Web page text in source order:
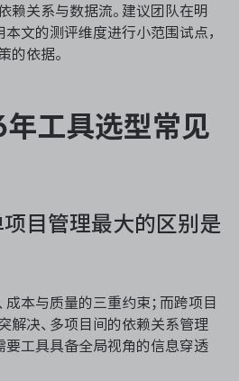
赖关系与数据流。建议团队在明
文的测评维度进行小范围试点，
的依据。
年工具选型常见
目管理最大的区别是
成本与质量的三重约束；而跨项目
解决、多项目间的依赖关系管理
要工具具备全局视角的信息穿透